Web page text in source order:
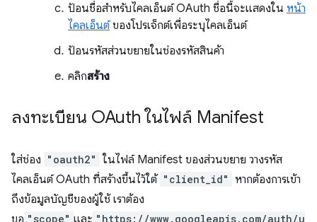
ป้อนชื่อสำหรับไคลเอ็นต์ OAuth ชื่อนี้จะแสดงใน หน้า
ไคลเอ็นต์ของโปรเจ็กต์เพื่อระบุไคลเอ็นต์
ป้อนรหัสส่วนขยายในช่องรหัสสินค้า
คลิกสร้าง
ลงทะเบียน OAuth ในไฟล์ Manifest
ใส่ช่อง "oauth2" ในไฟล์ Manifest ของส่วนขยาย วางรหัส
ไคลเอ็นต์ OAuth ที่สร้างขึ้นไว้ใต้ "client_id" หากต้องการเข้า
ถึงข้อมูลบัญชีของผู้ใช้ เราต้อง
"scope"
"https://www.googleapis.com/auth/u